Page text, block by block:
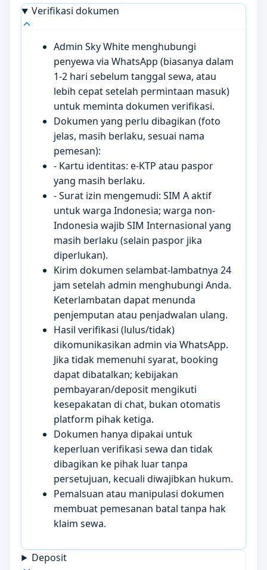
Verifikasi dokumen
Admin Sky White menghubungi
penyewa via WhatsApp (biasanya dalam
1-2 hari sebelum tanggal sewa, atau
lebih cepat setelah permintaan masuk)
untuk meminta dokumen verifikasi.
Dokumen yang perlu dibagikan (foto
jelas, masih berlaku, sesuai nama
pemesan):
- Kartu identitas: e-KTP atau paspor
yang masih berlaku.
- Surat izin mengemudi: SIM A aktif
untuk warga Indonesia; warga non-
Indonesia wajib SIM Internasional yang
masih berlaku (selain paspor jika
diperlukan).
Kirim dokumen selambat-lambatnya 24
jam setelah admin menghubungi Anda.
Keterlambatan dapat menunda
penjemputan atau penjadwalan ulang.
Hasil verifikasi (lulus/tidak)
dikomunikasikan admin via WhatsApp.
Jika tidak memenuhi syarat, booking
dapat dibatalkan; kebijakan
pembayaran/deposit mengikuti
kesepakatan di chat, bukan otomatis
platform pihak ketiga.
Dokumen hanya dipakai untuk
keperluan verifikasi sewa dan tidak
dibagikan ke pihak luar tanpa
persetujuan, kecuali diwajibkan hukum.
Pemalsuan atau manipulasi dokumen
membuat pemesanan batal tanpa hak
klaim sewa.
Deposit